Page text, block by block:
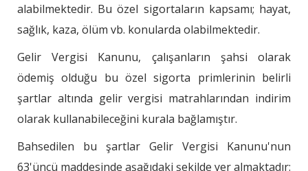
Ödeme Dekontları İçin Gelir Vergisi
İndirim Uygulaması
Özelge Sonucunun İnsan Kaynakları ve
Ücret Bordrosu Süreçlerine Etkileri
Değerlendirme ve Sonuç
alabilmektedir. Bu özel sigortaların kapsamı; hayat,
sağlık, kaza, ölüm vb. konularda olabilmektedir.
Gelir Vergisi Kanunu, çalışanların şahsi olarak
ödemiş olduğu bu özel sigorta primlerinin belirli
şartlar altında gelir vergisi matrahlarından indirim
olarak kullanabileceğini kurala bağlamıştır.
Bahsedilen bu şartlar Gelir Vergisi Kanunu'nun
63'üncü maddesinde aşağıdaki şekilde yer almaktadır: